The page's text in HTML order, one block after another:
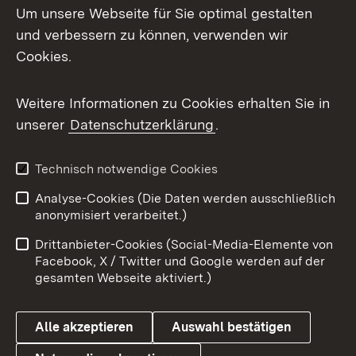
Facebook
X / Twitter
Youtube
Impressum
Kontakt
Barrierefreiheit
Datenschutz
Cookies
Um unsere Webseite für Sie optimal gestalten
und verbessern zu können, verwenden wir
Cookies.
Weitere Informationen zu Cookies erhalten Sie in
unserer Datenschutzerklärung.
Technisch notwendige Cookies
Analyse-Cookies (Die Daten werden ausschließlich
anonymisiert verarbeitet.)
Drittanbieter-Cookies (Social-Media-Elemente von
Facebook, X / Twitter und Google werden auf der
gesamten Webseite aktiviert.)
Alle akzeptieren Auswahl bestätigen